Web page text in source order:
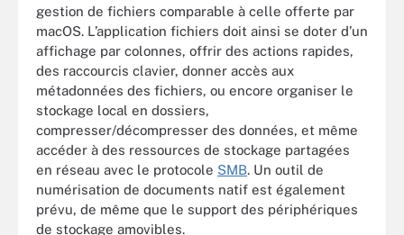
gestion de fichiers comparable à celle offerte par
macOS. L’application fichiers doit ainsi se doter d’un
affichage par colonnes, offrir des actions rapides,
des raccourcis clavier, donner accès aux
métadonnées des fichiers, ou encore organiser le
stockage local en dossiers,
compresser/décompresser des données, et même
accéder à des ressources de stockage partagées
en réseau avec le protocole SMB. Un outil de
numérisation de documents natif est également
prévu, de même que le support des périphériques
de stockage amovibles.